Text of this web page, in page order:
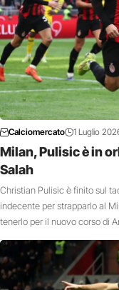
Calciomercato 1 Luglio
Milan, Pulisic è in
Salah
Christian Pulisic è finito sul
indecente per strapparlo al
tenerlo per il nuovo corso di